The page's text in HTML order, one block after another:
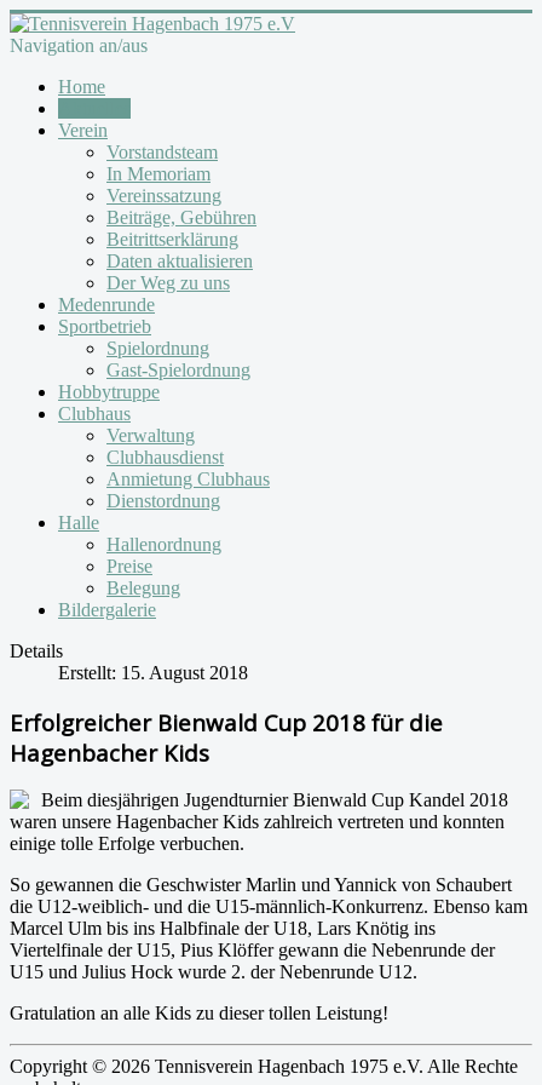
Navigation an/aus
Home
Verein
Vorstandsteam
In Memoriam
Vereinssatzung
Beiträge, Gebühren
Beitrittserklärung
Daten aktualisieren
Der Weg zu uns
Medenrunde
Sportbetrieb
Spielordnung
Gast-Spielordnung
Hobbytruppe
Clubhaus
Verwaltung
Clubhausdienst
Anmietung Clubhaus
Dienstordnung
Halle
Hallenordnung
Preise
Belegung
Bildergalerie
Details
Erstellt: 15. August 2018
Erfolgreicher Bienwald Cup 2018 für die
Hagenbacher Kids
Beim diesjährigen Jugendturnier Bienwald Cup Kandel 2018
waren unsere Hagenbacher Kids zahlreich vertreten und konnten
einige tolle Erfolge verbuchen.
So gewannen die Geschwister Marlin und Yannick von Schaubert
die U12-weiblich- und die U15-männlich-Konkurrenz. Ebenso kam
Marcel Ulm bis ins Halbfinale der U18, Lars Knötig ins
Viertelfinale der U15, Pius Klöffer gewann die Nebenrunde der
U15 und Julius Hock wurde 2. der Nebenrunde U12.
Gratulation an alle Kids zu dieser tollen Leistung!
Copyright © 2026 Tennisverein Hagenbach 1975 e.V. Alle Rechte